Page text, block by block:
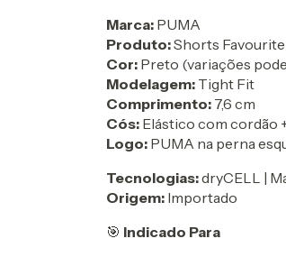
Marca: PUMA
Produto:Shorts
Cor: Preto (variações
Modelagem: Tight Fit
Comprimento: 7,6 cm
Cós: Elástico com cordão
Logo: PUMA na perna
Tecnologias:dryCELL |
Origem: Importado
🎯 Indicado Para